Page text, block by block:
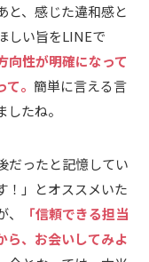
と、感じた違和感と
しい旨をLINEで
向性が明確になって
。 簡単に言える言
たね。
だったと記憶してい
！」とオススメいた
「信頼できる担当
ら、お会いしてみよ